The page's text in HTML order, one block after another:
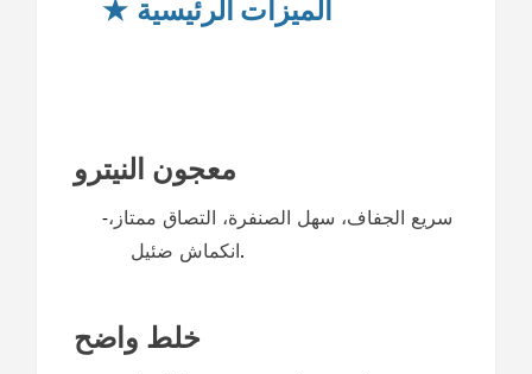
★ الميزات الرئيسية
معجون النيترو
-سريع الجفاف، سهل الصنفرة، التصاق ممتاز،
انكماش ضئيل.
خلط واضح